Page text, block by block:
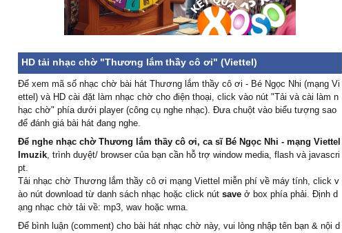
HD tải nhạc chờ "Thương lắm thầy cô ơi" (Viettel)
Để xem mã số nhạc chờ bài hát Thương lắm thầy cô ơi - Bé Ngọc Nhi (mạng Vi
ettel) và HD cài đặt làm nhạc chờ cho điện thoại, click vào nút "Tải và cài làm n
hạc chờ" phía dưới player (công cụ nghe nhạc). Đưa chuột vào biểu tượng sao
để đánh giá bài hát đang nghe.
Để nghe nhạc chờ Thương lắm thầy cô ơi, ca sĩ Bé Ngọc Nhi - mạng Viettel
Imuzik, trình duyệt/ browser của bạn cần hỗ trợ window media, flash và javascri
pt.
Tải nhạc chờ Thương lắm thầy cô ơi mạng Viettel miễn phí về máy tính, click v
ào nút download từ danh sách nhạc hoặc click nút save ở box phía phải. Định d
ạng nhạc chờ tải về: mp3, wav hoặc wma.
Để bình luận (comment) cho bài hát nhạc chờ này, vui lòng nhập tên bạn & nội d